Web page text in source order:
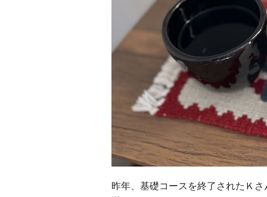
昨年、基礎コースを終了されたＫ